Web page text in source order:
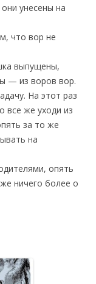
унесены на
что вор не
выпущены,
— из воров вор.
На этот раз
все же уходи из
за то же
на
опять
ничего более о